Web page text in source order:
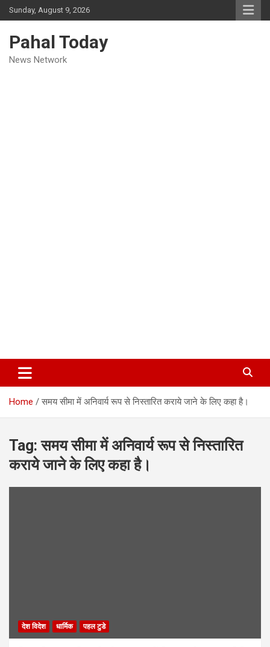
Skip
to
Sunday, August 9, 2026
Pahal Today
News Network
Home समय सीमा में अनिवार्य रूप से निस्तारित कराये जाने के लिए कहा है।
Tag:समय सीमा में अनिवार्य रूप से निस्तारित
कराये जाने के लिए कहा है।
देश विदेश धार्मिक पहल टुडे